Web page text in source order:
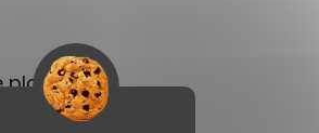
platby